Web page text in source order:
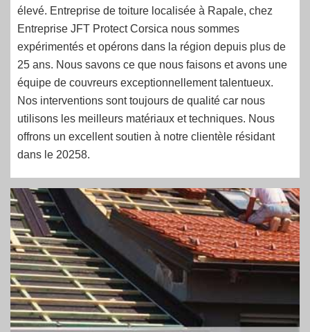
élevé. Entreprise de toiture localisée à Rapale, chez
Entreprise JFT Protect Corsica nous sommes
expérimentés et opérons dans la région depuis plus de
25 ans. Nous savons ce que nous faisons et avons une
équipe de couvreurs exceptionnellement talentueux.
Nos interventions sont toujours de qualité car nous
utilisons les meilleurs matériaux et techniques. Nous
offrons un excellent soutien à notre clientèle résidant
dans le 20258.